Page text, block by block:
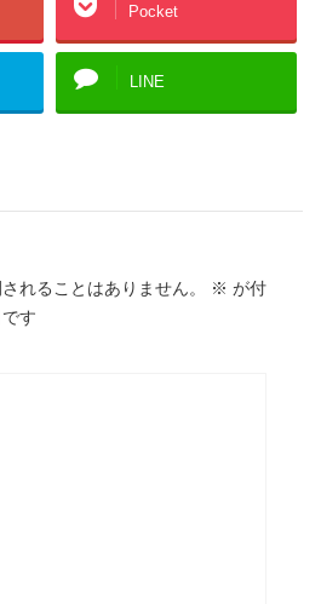
Pocket
LINE
れることはありません。 ※ が付
す